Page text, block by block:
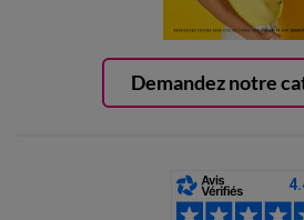
Demandez notre